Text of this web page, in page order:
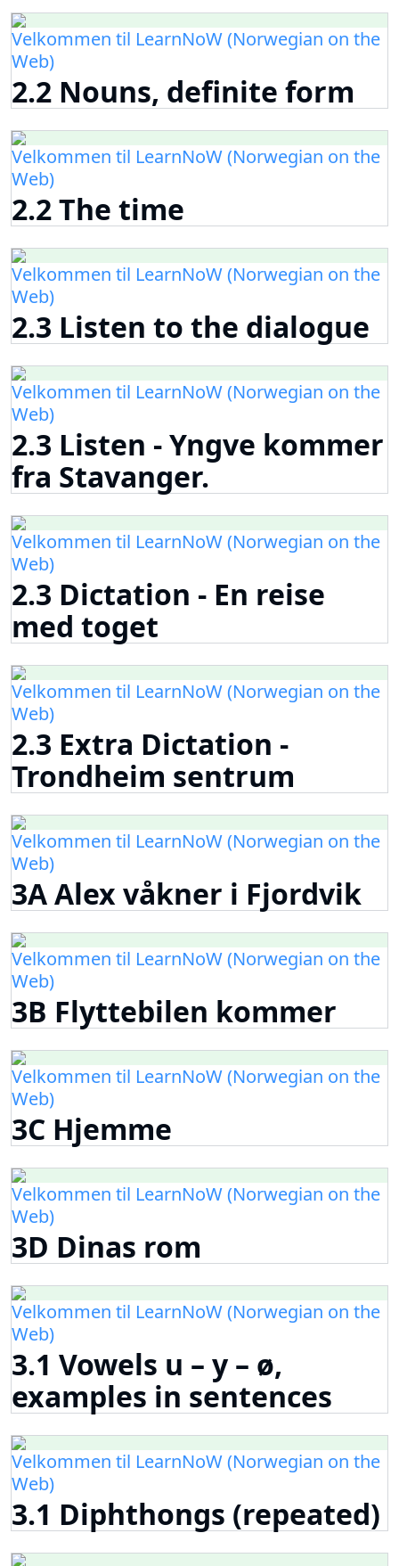
Velkommen til LearnNoW (Norwegian on the
Web)
2.2 Nouns, definite form
Velkommen til LearnNoW (Norwegian on the
Web)
2.2 The time
Velkommen til LearnNoW (Norwegian on the
Web)
2.3 Listen to the dialogue
Velkommen til LearnNoW (Norwegian on the
Web)
2.3 Listen - Yngve kommer
fra Stavanger.
Velkommen til LearnNoW (Norwegian on the
Web)
2.3 Dictation - En reise
med toget
Velkommen til LearnNoW (Norwegian on the
Web)
2.3 Extra Dictation -
Trondheim sentrum
Velkommen til LearnNoW (Norwegian on the
Web)
3A Alex våkner i Fjordvik
Velkommen til LearnNoW (Norwegian on the
Web)
3B Flyttebilen kommer
Velkommen til LearnNoW (Norwegian on the
Web)
3C Hjemme
Velkommen til LearnNoW (Norwegian on the
Web)
3D Dinas rom
Velkommen til LearnNoW (Norwegian on the
Web)
3.1 Vowels u – y – ø,
examples in sentences
Velkommen til LearnNoW (Norwegian on the
Web)
3.1 Diphthongs (repeated)